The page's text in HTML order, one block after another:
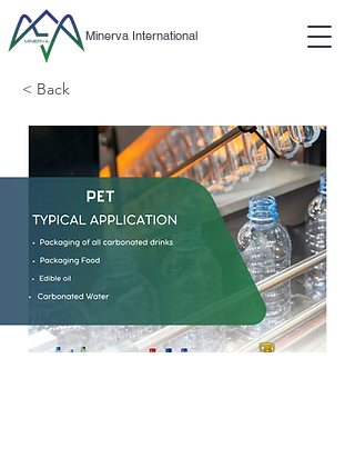
Minerva International
< Back